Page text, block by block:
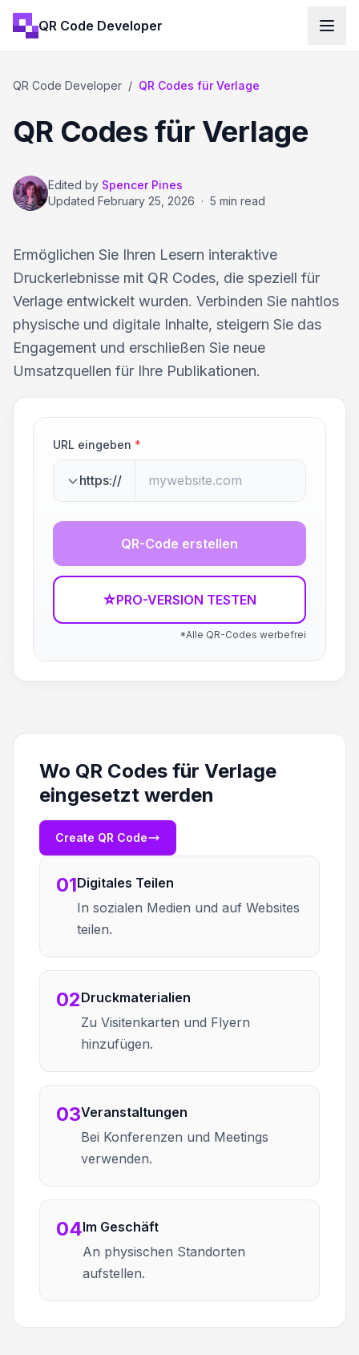
QR Code Developer
QR Code Developer / QR Codes für Verlage
QR Codes für Verlage
Edited by Spencer Pines
Updated February 25, 2026 · 5 min read
Ermöglichen Sie Ihren Lesern interaktive
Druckerlebnisse mit QR Codes, die speziell für
Verlage entwickelt wurden. Verbinden Sie nahtlos
physische und digitale Inhalte, steigern Sie das
Engagement und erschließen Sie neue
Umsatzquellen für Ihre Publikationen.
URL eingeben *
https://
QR-Code erstellen
☆PRO-VERSION TESTEN
*Alle QR-Codes werbefrei
Wo QR Codes für Verlage
eingesetzt werden
Create QR Code
01Digitales Teilen
In sozialen Medien und auf Websites
teilen.
02Druckmaterialien
Zu Visitenkarten und Flyern
hinzufügen.
03Veranstaltungen
Bei Konferenzen und Meetings
verwenden.
04Im Geschäft
An physischen Standorten
aufstellen.